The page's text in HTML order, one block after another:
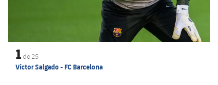
1 de 25
Víctor Salgado - FC Barcelona